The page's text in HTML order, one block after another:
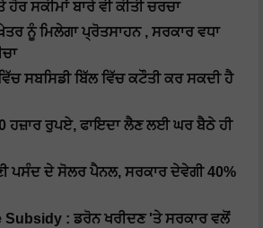
ਸਕੀਮਾਂ ਬਾਰੇ ਵੀ ਕੀਤੀ ਚਰਚਾ
ਨੂੰ ਮਿਲੇਗਾ ਪ੍ਰੋਤਸਾਹਨ , ਸਰਕਾਰ ਵਧਾ
ਸਬਸਿਡੀ ਬਿੱਲ ਵਿੱਚ ਕਟੌਤੀ ਕਰ ਸਕਦੀ ਹੈ
ਹਜ਼ਾਰ ਰੁਪਏ, ਫਾਇਦਾ ਲੈਣ ਲਈ ਘਰ ਬੈਠੇ ਹੀ
ਪਸੰਦ ਦੇ ਸੋਲਰ ਪੈਨਲ, ਸਰਕਾਰ ਦੇਵੇਗੀ 40%
Subsidy : ਡਰੋਨ ਖਰੀਦਣ 'ਤੇ ਸਰਕਾਰ ਵਲੋਂ